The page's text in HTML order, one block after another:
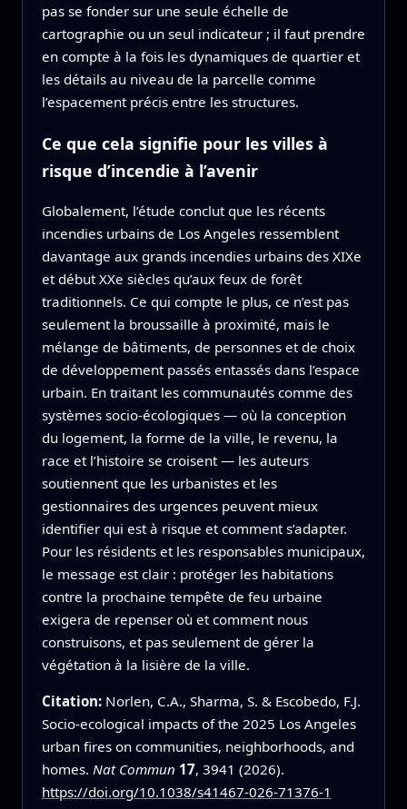
pas se fonder sur une seule échelle de
cartographie ou un seul indicateur ; il faut prendre
en compte à la fois les dynamiques de quartier et
les détails au niveau de la parcelle comme
l’espacement précis entre les structures.
Ce que cela signifie pour les villes à
risque d’incendie à l’avenir
Globalement, l’étude conclut que les récents
incendies urbains de Los Angeles ressemblent
davantage aux grands incendies urbains des XIXe
et début XXe siècles qu’aux feux de forêt
traditionnels. Ce qui compte le plus, ce n’est pas
seulement la broussaille à proximité, mais le
mélange de bâtiments, de personnes et de choix
de développement passés entassés dans l’espace
urbain. En traitant les communautés comme des
systèmes socio‑écologiques — où la conception
du logement, la forme de la ville, le revenu, la
race et l’histoire se croisent — les auteurs
soutiennent que les urbanistes et les
gestionnaires des urgences peuvent mieux
identifier qui est à risque et comment s’adapter.
Pour les résidents et les responsables municipaux,
le message est clair : protéger les habitations
contre la prochaine tempête de feu urbaine
exigera de repenser où et comment nous
construisons, et pas seulement de gérer la
végétation à la lisière de la ville.
Citation: Norlen, C.A., Sharma, S. & Escobedo, F.J.
Socio-ecological impacts of the 2025 Los Angeles
urban fires on communities, neighborhoods, and
homes. Nat Commun 17, 3941 (2026).
https://doi.org/10.1038/s41467-026-71376-1